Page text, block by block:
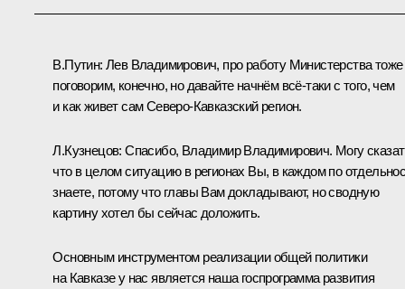
В.Путин: Лев Владимирович, про работу Министерства тоже
поговорим, конечно, но давайте начнём всё‑таки с того, чем
и как живет сам Северо-Кавказский регион.
Л.Кузнецов:Спасибо, Владимир Владимирович. Могу
что в целом ситуацию в регионах Вы, в каждом по
знаете, потому что главы Вам докладывают, но сводную
картину хотел бы сейчас доложить.
Основным инструментом реализации общей политики
на Кавказе у нас является наша госпрограмма развития